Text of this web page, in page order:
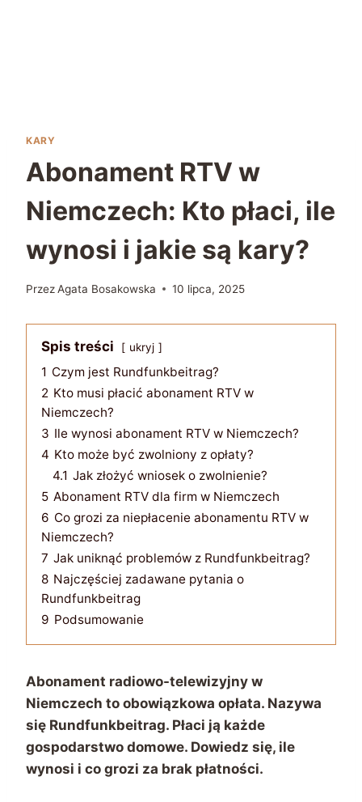
KARY
Abonament RTV w
Niemczech: Kto płaci, ile
wynosi i jakie są kary?
PrzezAgata Bosakowska 10 lipca, 2025
Spis treści ukryj
1 Czym jest Rundfunkbeitrag?
2 Kto musi płacić abonament RTV w
Niemczech?
3 Ile wynosi abonament RTV w Niemczech?
4 Kto może być zwolniony z opłaty?
4.1 Jak złożyć wniosek o zwolnienie?
5 Abonament RTV dla firm w Niemczech
6 Co grozi za niepłacenie abonamentu RTV w
Niemczech?
7 Jak uniknąć problemów z Rundfunkbeitrag?
8 Najczęściej zadawane pytania o
Rundfunkbeitrag
9 Podsumowanie
Abonament radiowo-telewizyjny w
Niemczech to obowiązkowa opłata. Nazywa
się Rundfunkbeitrag. Płaci ją każde
gospodarstwo domowe. Dowiedz się, ile
wynosi i co grozi za brak płatności.